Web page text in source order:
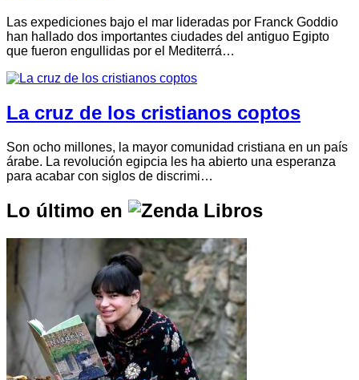
Las expediciones bajo el mar lideradas por Franck Goddio
han hallado dos importantes ciudades del antiguo Egipto
que fueron engullidas por el Mediterrá…
La cruz de los cristianos coptos
Son ocho millones, la mayor comunidad cristiana en un país
árabe. La revolución egipcia les ha abierto una esperanza
para acabar con siglos de discrimi…
Lo último en